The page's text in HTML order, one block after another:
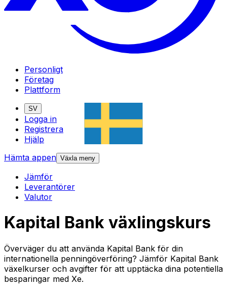
Personligt
Företag
Plattform
SV
Logga in
Registrera
Hjälp
Hämta appen Växla meny
Jämför
Leverantörer
Valutor
Kapital Bank växlingskurs
Överväger du att använda Kapital Bank för din
internationella penningöverföring? Jämför Kapital Bank
växelkurser och avgifter för att upptäcka dina potentiella
besparingar med Xe.